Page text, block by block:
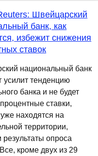
Швейцарский
банк, как
избежит снижения
ставок
национальный банк
усилит тенденцию
банка и не будет
ставки,
находятся на
территории,
результаты опроса
кроме двух из 29